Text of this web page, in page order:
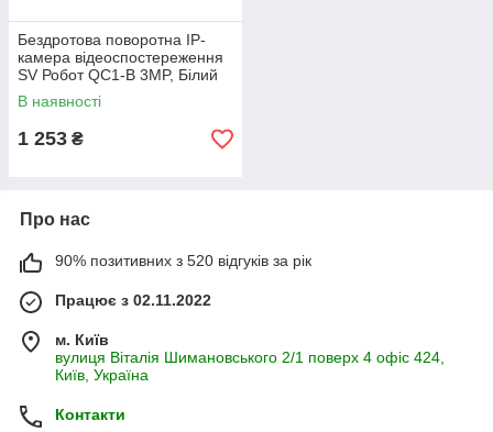
Бездротова поворотна IP-
камера відеоспостереження
SV Робот QC1-B 3MP, Білий
В наявності
1 253 ₴
Про нас
90% позитивних з 520 відгуків за рік
Працює з 02.11.2022
м. Київ
вулиця Віталія Шимановського 2/1 поверх 4 офіс 424,
Київ, Україна
Контакти